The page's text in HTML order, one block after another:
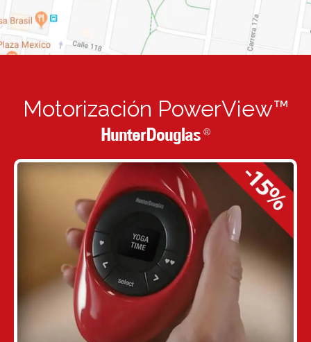
Motorización PowerView™
HunterDouglas ®